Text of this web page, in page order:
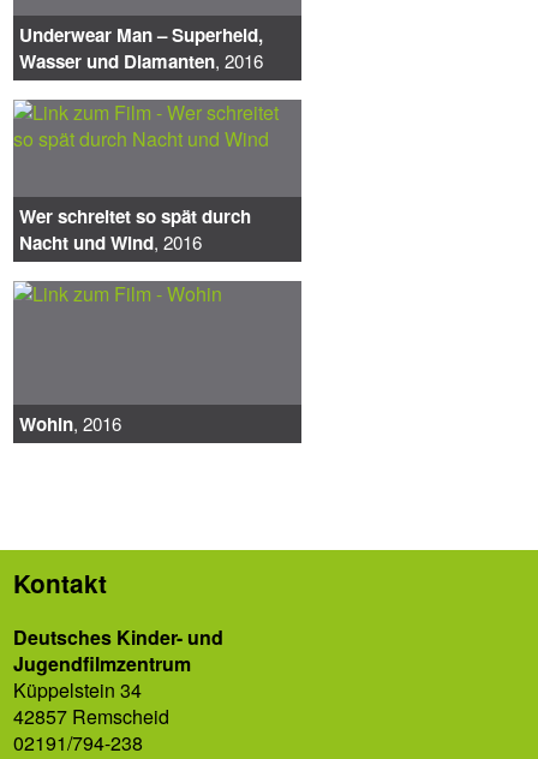
Underwear Man – Superheld,
Wasser und Diamanten, 2016
Wer schreitet so spät durch
Nacht und Wind, 2016
Wohin, 2016
Kontakt
Deutsches Kinder- und
Jugendfilmzentrum
Küppelstein 34
42857 Remscheid
02191/794-238